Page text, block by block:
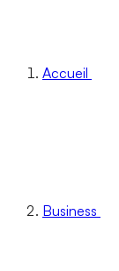
Accueil
Business